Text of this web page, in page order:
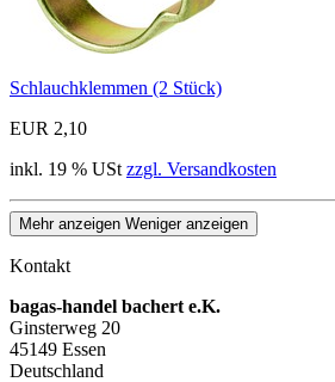
Schlauchklemmen (2 Stück)
EUR 2,10
inkl. 19 % USt zzgl. Versandkosten
Mehr anzeigen Weniger anzeigen
Kontakt
bagas-handel bachert e.K.
Ginsterweg 20
45149 Essen
Deutschland